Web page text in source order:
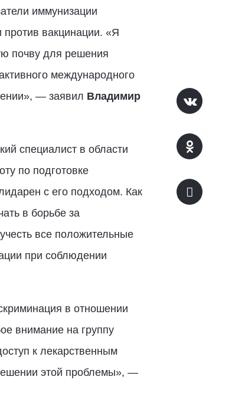
иммунизации
против вакцинации. «Я
почву для решения
международного
— заявил Владимир
специалист в области
по подготовке
с его подходом. Как
в борьбе за
все положительные
при соблюдении
в отношении
внимание на группу
к лекарственным
этой проблемы», —